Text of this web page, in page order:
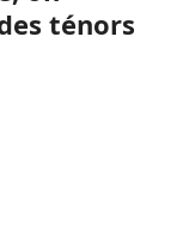
ténors